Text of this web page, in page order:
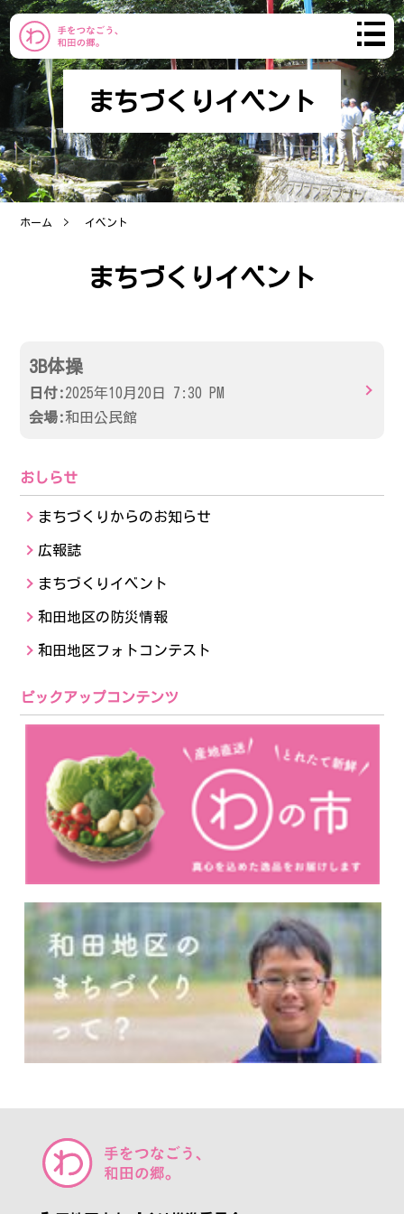
わだのまち
まちづくり
おしらせ
コミュニティ
ブログ
サイトポリシー
まちづくりイベント
ホーム イベント
まちづくりイベント
3B体操
日付:2025年10月20日 7:30 PM
会場:和田公民館
おしらせ
まちづくりからのお知らせ
広報誌
まちづくりイベント
和田地区の防災情報
和田地区フォトコンテスト
ピックアップコンテンツ